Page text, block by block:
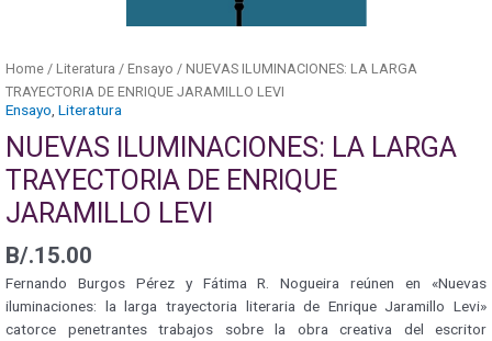
Home / Literatura / Ensayo / NUEVAS ILUMINACIONES: LA LARGA
TRAYECTORIA DE ENRIQUE JARAMILLO LEVI
Ensayo Literatura
NUEVAS ILUMINACIONES: LA LARGA
TRAYECTORIA DE ENRIQUE
JARAMILLO LEVI
B/.15.00
Fernando Burgos Pérez y Fátima R. Nogueira reúnen en «Nuevas
iluminaciones: la larga trayectoria literaria de Enrique Jaramillo Levi»
catorce penetrantes trabajos sobre la obra creativa del escritor